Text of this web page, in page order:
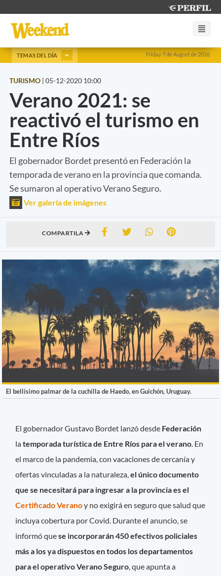
Friday 7 de August de 2026
TEMAS DEL DÍA
TURISMO | 05-12-2020 10:00
Verano 2021: se
reactivó el turismo en
Entre Ríos
El gobernador Bordet presentó en Federación la
temporada de verano en la provincia que comanda.
Se sumaron al operativo Verano Seguro.
Ver galería de imágenes
COMPARTILA
El bellísimo palmar de la cuchilla de Haedo, en Guichón, Uruguay.
El gobernador Gustavo Bordet lanzó desde Federación
latemporada turística de Entre Ríos para el verano . En
el marco de la pandemia, con vacaciones de cercanía y
ofertas vinculadas a la naturaleza, el único documento
que se necesitará para ingresar a la provincia es el
Certificado Veranoy no exigirá en seguro que salud que
incluya cobertura por Covid. Durante el anuncio, se
informó quese incorporarán 450 efectivos policiales
más a los ya dispuestos en todos los departamentos
para el operativo Verano Seguro , que apunta a